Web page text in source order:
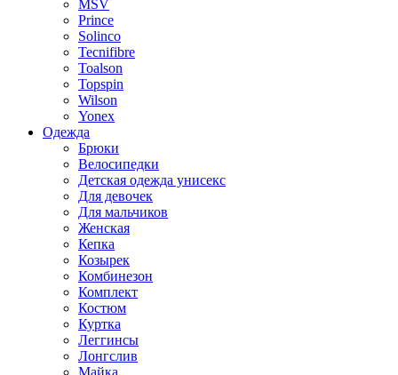
MSV
Prince
Solinco
Tecnifibre
Toalson
Topspin
Wilson
Yonex
Одежда
Брюки
Велосипедки
Детская одежда унисекс
Для девочек
Для мальчиков
Женская
Кепка
Козырек
Комбинезон
Комплект
Костюм
Куртка
Леггинсы
Лонгслив
Майка